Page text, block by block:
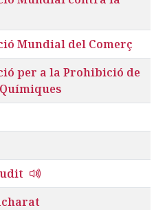
Mundial del Comerç
per a la Prohibició de